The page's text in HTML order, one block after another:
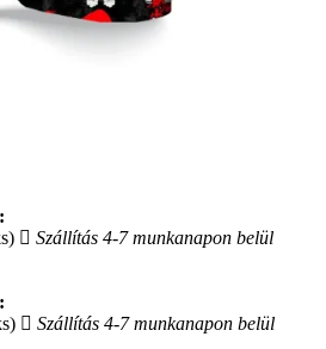
Szállítás 4-7 munkanapon belül
Szállítás 4-7 munkanapon belül